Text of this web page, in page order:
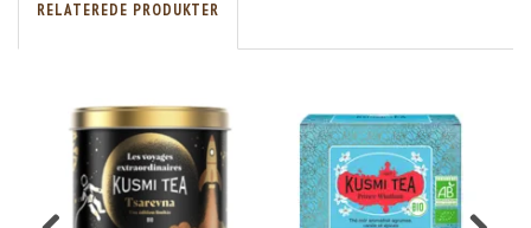
RELATEREDE PRODUKTER